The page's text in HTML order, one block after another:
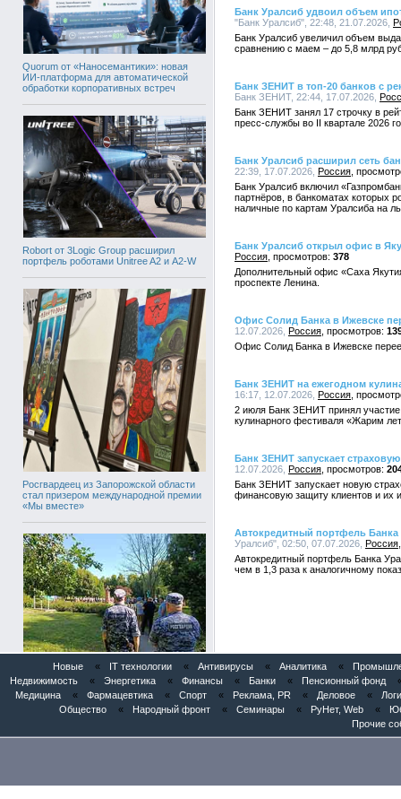
Quorum от «Наносемантики»: новая
ИИ-платформа для автоматической
обработки корпоративных встреч
Robort от 3Logic Group расширил
портфель роботами Unitree A2 и A2-W
Росгвардеец из Запорожской области
стал призером международной премии
«Мы вместе»
Росгвардейцы обеспечили
безопасность во время празднования
Дня ВДВ
Банк Уралсиб удвоил объем
"Банк Уралсиб", 22:48, 21.07.2026,
Банк Уралсиб увеличил объем
сравнению с маем – до 5,8 млрд
Банк ЗЕНИТ в топ-20 банков с
Банк ЗЕНИТ, 22:44, 17.07.2026,
Банк ЗЕНИТ занял 17 строчку в
пресс-службы во II квартале 2026
Банк Уралсиб расширил сеть
22:39, 17.07.2026, Россия
Банк Уралсиб включил
партнёров, в банкоматах которых
наличные по картам Уралсиба на
Банк Уралсиб открыл офис в
Россия
378
Дополнительный офис «Саха
проспекте Ленина.
Офис Солид Банка в Ижевске
12.07.2026, Россия
Офис Солид Банка в Ижевске
Банк ЗЕНИТ на ежегодном
16:17, 12.07.2026, Россия
2 июля Банк ЗЕНИТ принял участие
кулинарного фестиваля «Жарим
Банк ЗЕНИТ запускает
12.07.2026, Россия
Банк ЗЕНИТ запускает новую
финансовую защиту клиентов и их
Автокредитный портфель Банка
Уралсиб", 02:50, 07.07.2026, Россия
Автокредитный портфель Банка
чем в 1,3 раза к аналогичному
Новые « IT технологии « Антивирусы « Аналитика «
Недвижимость
« Энергетика « Финансы « Банки « Пенсионный фонд
Медицина
« Фармацевтика « Спорт « Реклама, PR « Деловое «
Общество
« Народный фронт « Семинары « РуНет, Web «
Прочие